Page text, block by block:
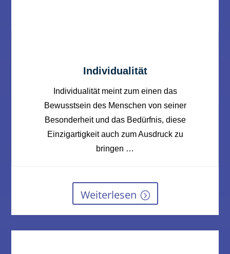
Individualität
Individualität meint zum einen das
Bewusstsein des Menschen von seiner
Besonderheit und das Bedürfnis, diese
Einzigartigkeit auch zum Ausdruck zu
bringen …
Weiterlesen